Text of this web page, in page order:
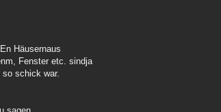
Häusernaus
Fenster etc. sindja
schick war.